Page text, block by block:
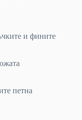
и фините
петна